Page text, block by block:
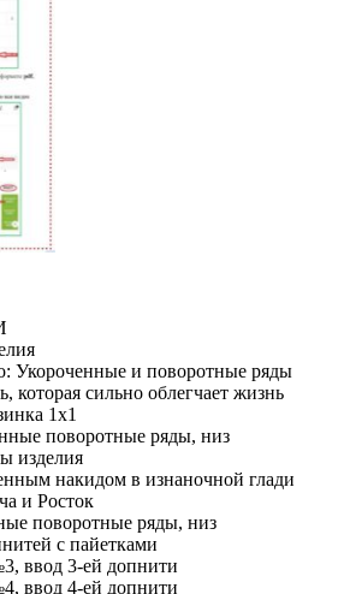
Укороченные и поворотные ряды
которая сильно облегчает жизнь
1х1
поворотные ряды, низ
изделия
накидом в изнаночной глади
и Росток
поворотные ряды, низ
с пайетками
ввод 3-ей допнити
ввод 4-ей допнити